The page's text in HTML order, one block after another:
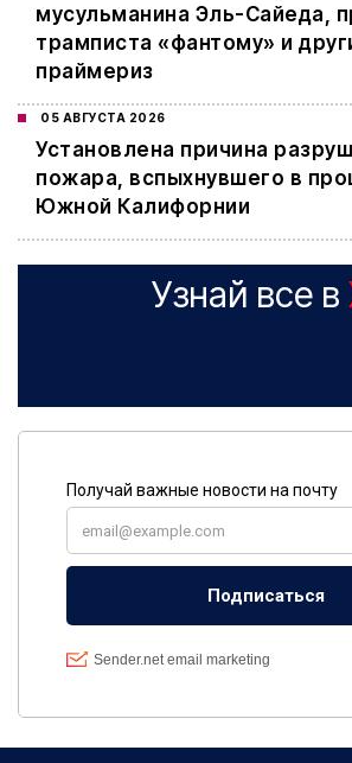
мусульманина Эль-Сайеда,
трамписта «фантому» и
праймериз
05 АВГУСТА 2026
Установлена причина
пожара, вспыхнувшего в
Южной Калифорнии
Узнай все в